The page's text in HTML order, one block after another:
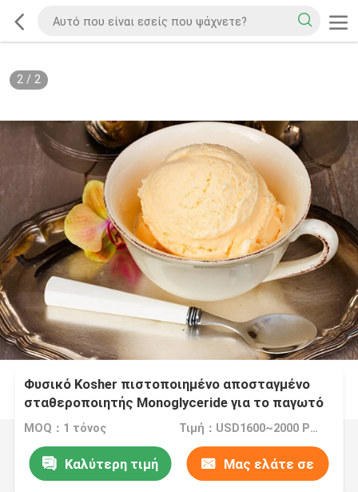
2/ 2
Φυσικό Kosher πιστοποιημένο αποσταγμένο
σταθεροποιητής Monoglyceride για το παγωτό
MOQ：1 τόνος Τιμή：USD1600~2000 Per Ton
Καλύτερη τιμή Μας ελάτε σε